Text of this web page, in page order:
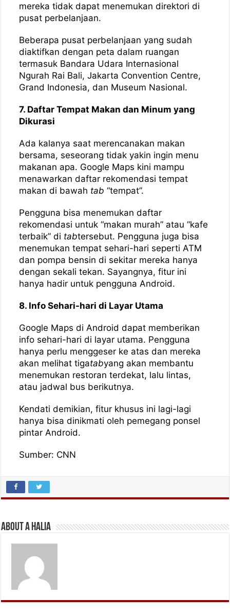
mereka tidak dapat menemukan direktori di
pusat perbelanjaan.
Beberapa pusat perbelanjaan yang sudah
diaktifkan dengan peta dalam ruangan
termasuk Bandara Udara Internasional
Ngurah Rai Bali, Jakarta Convention Centre,
Grand Indonesia, dan Museum Nasional.
7. Daftar Tempat Makan dan Minum yang
Dikurasi
Ada kalanya saat merencanakan makan
bersama, seseorang tidak yakin ingin menu
makanan apa. Google Maps kini mampu
menawarkan daftar rekomendasi tempat
makan di bawah tab “tempat”.
Pengguna bisa menemukan daftar
rekomendasi untuk “makan murah” atau “kafe
terbaik” di tabtersebut. Pengguna juga bisa
menemukan tempat sehari-hari seperti ATM
dan pompa bensin di sekitar mereka hanya
dengan sekali tekan. Sayangnya, fitur ini
hanya hadir untuk pengguna Android.
8. Info Sehari-hari di Layar Utama
Google Maps di Android dapat memberikan
info sehari-hari di layar utama. Pengguna
hanya perlu menggeser ke atas dan mereka
akan melihat tigatabyang akan membantu
menemukan restoran terdekat, lalu lintas,
atau jadwal bus berikutnya.
Kendati demikian, fitur khusus ini lagi-lagi
hanya bisa dinikmati oleh pemegang ponsel
pintar Android.
Sumber: CNN
About A Halia